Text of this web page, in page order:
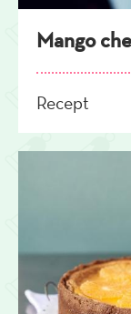
Mango
Recept